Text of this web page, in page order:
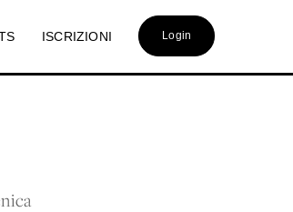
ISCRIZIONI Login